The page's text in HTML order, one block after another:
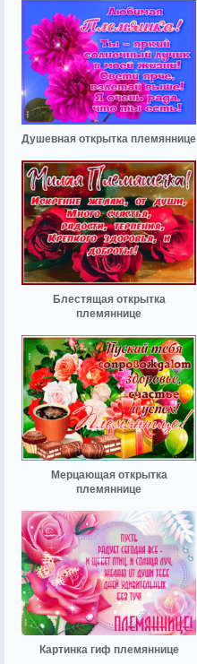
Душевная открытка племяннице
Блестящая открытка
племяннице
Мерцающая открытка
племяннице
Картинка гиф племяннице